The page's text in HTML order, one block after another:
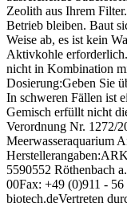
Zeolith aus Ihrem
Betrieb bleiben. Baut
Weise ab, es ist kein
Aktivkohle
nicht in Kombination
Dosierung:Geben Sie
In schweren Fällen ist
Gemisch erfüllt nicht
Verordnung Nr. 1272/
Meerwasseraquarium
5590552 Röthenbach
00Fax: +49 (0)911 -
biotech.deVertreten